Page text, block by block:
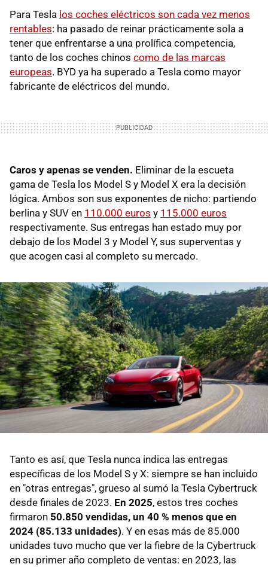
Para Tesla los coches eléctricos son cada vez menos
rentables: ha pasado de reinar prácticamente sola a
tener que enfrentarse a una prolífica competencia,
tanto de los coches chinos como de las marcas
europeas. BYD ya ha superado a Tesla como mayor
fabricante de eléctricos del mundo.
Caros y apenas se venden. Eliminar de la escueta
gama de Tesla los Model S y Model X era la decisión
lógica. Ambos son sus exponentes de nicho: partiendo
berlina y SUV en 110.000 euros y 115.000 euros
respectivamente. Sus entregas han estado muy por
debajo de los Model 3 y Model Y, sus superventas y
que acogen casi al completo su mercado.
Tanto es así, que Tesla nunca indica las entregas
específicas de los Model S y X: siempre se han incluido
en "otras entregas", grueso al sumó la Tesla Cybertruck
desde finales de 2023. En 2025, estos tres coches
firmaron 50.850 vendidas, un 40 % menos que en
2024 (85.133 unidades). Y en esas más de 85.000
unidades tuvo mucho que ver la fiebre de la Cybertruck
en su primer año completo de ventas: en 2023, las